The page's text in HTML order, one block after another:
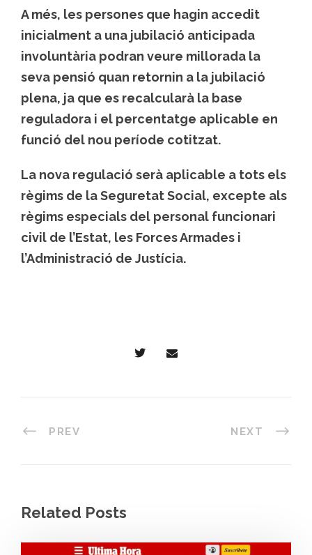
A més, les persones que hagin accedit
inicialment a una jubilació anticipada
involuntària podran veure millorada la
seva pensió quan retornin a la jubilació
plena, ja que es recalcularà la base
reguladora i el percentatge aplicable en
funció del nou període cotitzat.
La nova regulació serà aplicable a tots els
règims de la Seguretat Social, excepte als
règims especials del personal funcionari
civil de l’Estat, les Forces Armades i
l’Administració de Justícia.
PREV NEXT
Related Posts